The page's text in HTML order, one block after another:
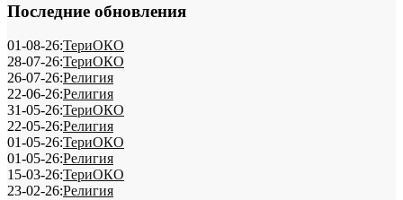
Последние обновления
01-08-26:ТериОКО
28-07-26:ТериОКО
26-07-26:Религия
22-06-26:Религия
31-05-26:ТериОКО
22-05-26:Религия
01-05-26:ТериОКО
01-05-26:Религия
15-03-26:ТериОКО
23-02-26:Религия